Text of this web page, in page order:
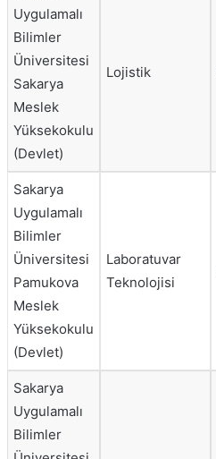
Uygulamalı
Bilimler
Üniversitesi
Sakarya
Meslek
Yüksekokulu
(Devlet)
Lojistik
Sakarya
Uygulamalı
Bilimler
Üniversitesi
Pamukova
Meslek
Yüksekokulu
(Devlet)
Laboratuvar
Teknolojisi
Sakarya
Uygulamalı
Bilimler